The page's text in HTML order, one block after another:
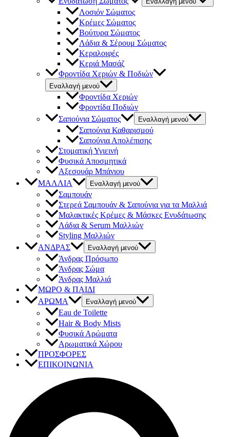
Λοσιόν Σώματος
Κρέμες Σώματος
Βούτυρα Σώματος
Λάδια & Σέρουμ Σώματος
Κεραλοιφές
Κεριά Μασάζ
Φροντίδα Χεριών & Ποδιών
Εναλλαγή μενού
Φροντίδα Χεριών
Φροντίδα Ποδιών
Σαπούνια Σώματος
Εναλλαγή μενού
Σαπούνια Καθαρισμού
Σαπούνια Απολέπισης
Στοματική Υγιεινή
Φυσικά Αποσμητικά
Αξεσουάρ Μπάνιου
ΜΑΛΛΙΑ
Εναλλαγή μενού
Σαμπουάν
Στερεά Σαμπουάν & Σαπούνια για τα Μαλλιά
Μαλακτικές Κρέμες & Μάσκες Ενυδάτωσης
Λάδια & Serum Μαλλιών
Styling Μαλλιών
ΑΝΔΡΑΣ
Εναλλαγή μενού
Άνδρας Πρόσωπο
Άνδρας Σώμα
Άνδρας Μαλλιά
ΜΩΡΟ & ΠΑΙΔΙ
ΑΡΩΜΑ
Εναλλαγή μενού
Eau de Toilette
Hair & Body Mists
Φυσικά Αρώματα
Αρωματικά Χώρου
ΠΡΟΣΦΟΡΕΣ
ΕΠΙΚΟΙΝΩΝΙΑ